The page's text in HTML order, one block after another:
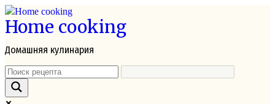
Перейти
к
Home cooking
Домашняя кулинария